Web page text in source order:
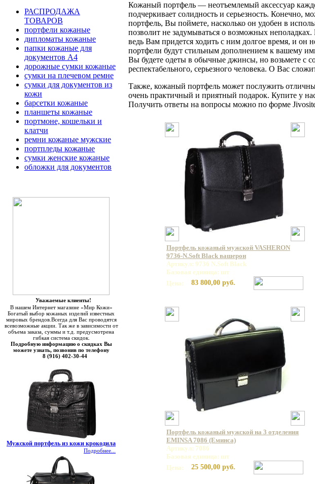
РАСПРОДАЖА
ТОВАРОВ
портфели кожаные
дипломаты кожаные
папки кожаные для
документов А4
дорожные сумки кожаные
сумки на плечевом ремне
сумки для документов из
кожи
барсетки кожаные
планшеты кожаные
портмоне, кошельки и
клатчи
ремни кожаные мужские
портпледы кожаные
сумки женские кожаные
обложки для документов
Уважаемые клиенты!
В нашем Интернет магазине «Мир Кожи»
Богатый выбор кожаных изделий известных
мировых брендов.Всегда для Вас проводятся
всевозможные акции. Так же в зависимости от
объема заказа, суммы и т.д. предусмотрена
гибкая система скидок.
Подробную информацию о скидках Вы
можете узнать, позвонив по телефону
8 (916) 402-30-44
Мужской портфель из кожи крокодила
Подробнее...
Кожаный портфель — неотъемлемый аксессуар
подчеркивает солидность и серьезность. Конечно,
портфель, Вы поймете, насколько он удобен в
позволит не задумываться о возможных
ведь Вам придется ходить с ним долгое время, и он
портфели будут стильным дополнением к вашему
Вы будете одеты в обычные джинсы, но возьмете с
респектабельного, серьезного человека. О Вас
Также, кожаный портфель может послужить
очень практичный и приятный подарок. Купите у
Получить ответы на вопросы можно по форме
Портфель кожаный мужской VASHERON
9736-N.Soft Black вашерон
Артикул: 9736 N.Soft Black
Базовая единица: шт
Цена:
83 800,00 руб.
Портфель кожаный мужской на 3 отделения
EMINSA 7086 (Еминса)
Артикул: 7086
Базовая единица: шт
Цена:
25 500,00 руб.